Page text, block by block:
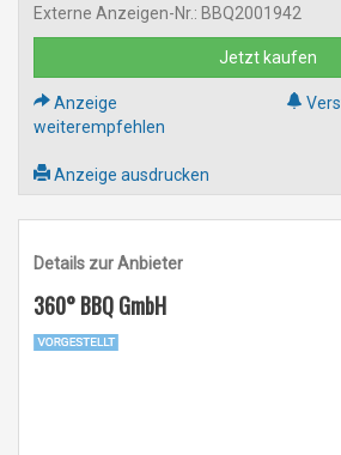
Externe Anzeigen-Nr.: BBQ2001942
Jetzt kaufen
Anzeige
weiterempfehlen
Anzeige ausdrucken
Details zur Anbieter
360° BBQ GmbH